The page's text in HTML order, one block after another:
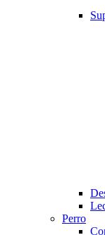
Perro